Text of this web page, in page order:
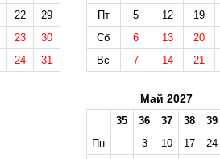
22
29
23
30
24 31
Пт
5 12
19
Сб
6 13
20
Вс
7 14 21
Май 2027
35 36 37 38
39
Пн
3 10 17
24